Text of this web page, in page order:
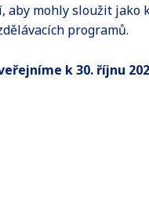
aby mohly sloužit
programů.
k 30. říjnu